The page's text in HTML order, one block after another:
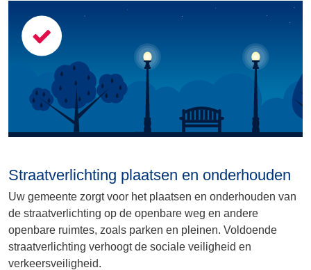
Straatverlichting plaatsen en onderhouden
Uw gemeente zorgt voor het plaatsen en onderhouden van
de straatverlichting op de openbare weg en andere
openbare ruimtes, zoals parken en pleinen. Voldoende
straatverlichting verhoogt de sociale veiligheid en
verkeersveiligheid.